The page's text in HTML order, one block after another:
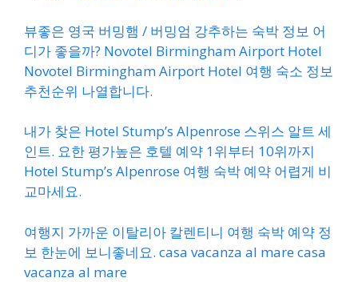
뷰좋은 영국 버밍햄 / 버밍엄 강추하는 숙박 정보 어
디가 좋을까? Novotel Birmingham Airport Hotel
Novotel Birmingham Airport Hotel 여행 숙소 정보
추천순위 나열합니다.
내가 찾은 Hotel Stump’s Alpenrose 스위스 알트 세
인트. 요한 평가높은 호텔 예약 1위부터 10위까지
Hotel Stump’s Alpenrose 여행 숙박 예약 어렵게 비
교마세요.
여행지 가까운 이탈리아 칼렌티니 여행 숙박 예약 정
보 한눈에 보니좋네요. casa vacanza al mare casa
vacanza al mare